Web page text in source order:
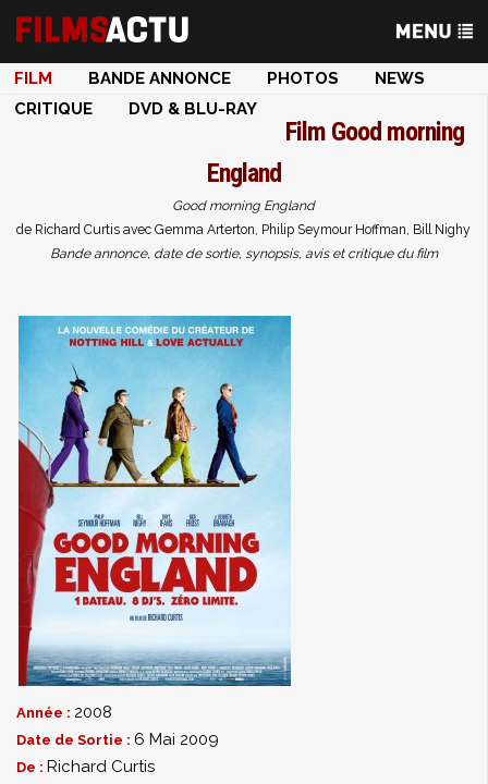
FILM BANDE ANNONCE PHOTOS
NEWS
CRITIQUE
DVD & BLU-RAY
Film Good morning
England
Good morning England
de Richard Curtis avec Gemma Arterton, Philip Seymour Hoffman, Bill Nighy
Bande annonce, date de sortie, synopsis, avis et critique du film
Année : 2008
Date de Sortie : 6 Mai 2009
De : Richard Curtis